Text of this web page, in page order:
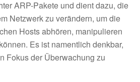
ARP-Pakete und dient dazu, die
Netzwerk zu verändern, um die
Hosts abhören, manipulieren
Es ist namentlich denkbar,
Fokus der Überwachung zu